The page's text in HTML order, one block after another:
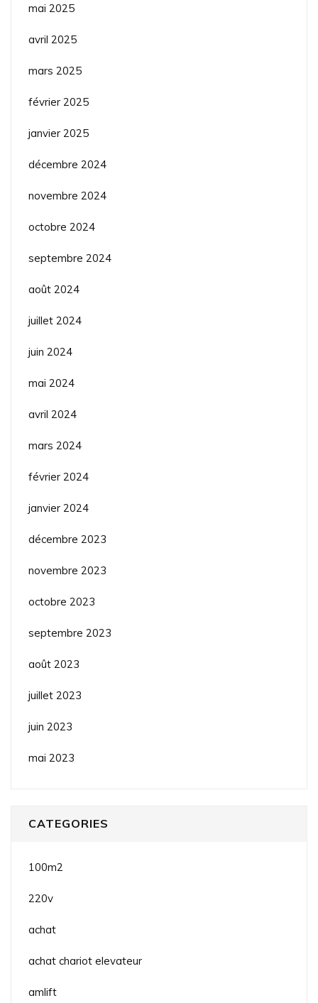
mai 2025
avril 2025
mars 2025
février 2025
janvier 2025
décembre 2024
novembre 2024
octobre 2024
septembre 2024
août 2024
juillet 2024
juin 2024
mai 2024
avril 2024
mars 2024
février 2024
janvier 2024
décembre 2023
novembre 2023
octobre 2023
septembre 2023
août 2023
juillet 2023
juin 2023
mai 2023
CATEGORIES
100m2
220v
achat
achat chariot elevateur
amlift